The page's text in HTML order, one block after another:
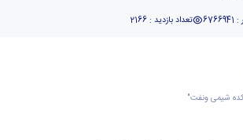
تعداد بازدید : 2166
شیمی ونفت"